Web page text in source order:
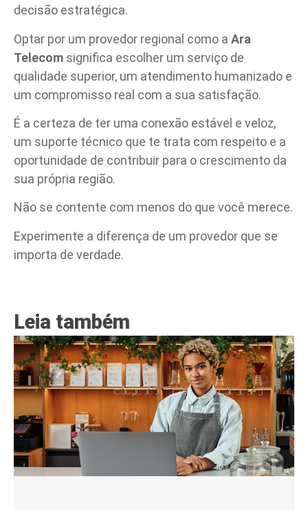
decisão estratégica.
Optar por um provedor regional como a Ara
Telecom significa escolher um serviço de
qualidade superior, um atendimento humanizado e
um compromisso real com a sua satisfação.
É a certeza de ter uma conexão estável e veloz,
um suporte técnico que te trata com respeito e a
oportunidade de contribuir para o crescimento da
sua própria região.
Não se contente com menos do que você merece.
Experimente a diferença de um provedor que se
importa de verdade.
Leia também